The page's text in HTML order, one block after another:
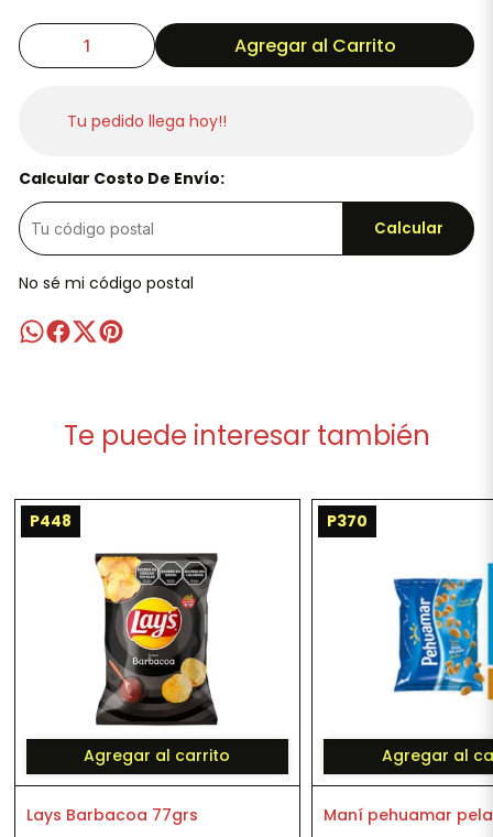
Agregar al Carrito
Tu pedido llega hoy!!
Calcular Costo De Envío:
Calcular
No sé mi código postal
Te puede interesar también
P448
Agregar al carrito
Lays Barbacoa 77grs
P370
Agregar al
Maní pehuamar